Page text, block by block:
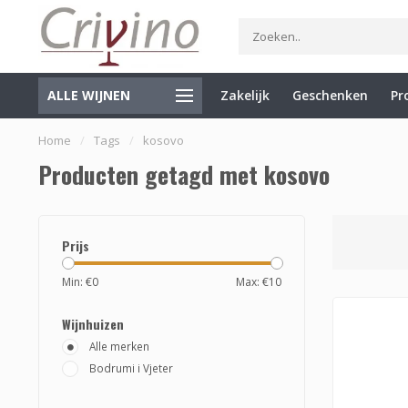
ALLE WIJNEN Zakelijk Geschenken
Gratis verzending vanaf €75 (NL) Levering binnen 1 tot 3
Home / Tags / kosovo
Producten getagd met kosovo
Prijs
Min: €0 Max: €10
Wijnhuizen
Alle merken
Bodrumi i Vjeter